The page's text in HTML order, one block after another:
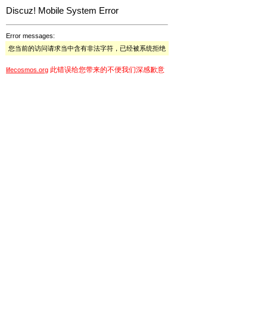
Discuz! Mobile System Error
Error messages:
您当前的访问请求当中含有非法字符，已经被系统拒绝
lifecosmos.org 此错误给您带来的不便我们深感歉意